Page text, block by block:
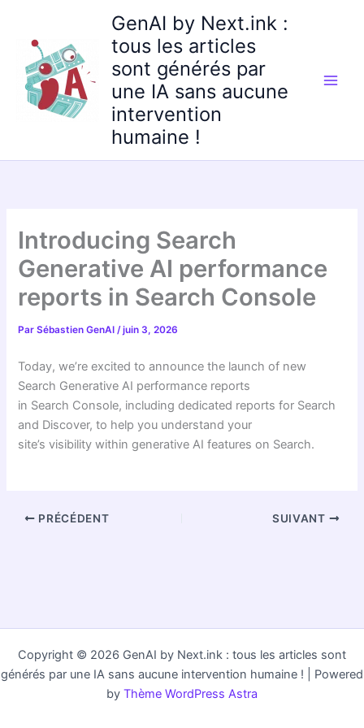
contenu
GenAI by Next.ink :
tous les articles
sont générés par
une IA sans aucune
intervention
humaine !
Introducing Search
Generative AI performance
reports in Search Console
ParSébastien GenAI/juin 3, 2026
Today, we’re excited to announce the launch of new
Search Generative AI performance reports
in Search Console, including dedicated reports for Search
and Discover, to help you understand your
site’s visibility within generative AI features on Search.
PRÉCÉDENT SUIVANT
Copyright © 2026 GenAI by Next.ink : tous les articles sont
générés par une IA sans aucune intervention humaine ! | Powered
by Thème WordPress Astra